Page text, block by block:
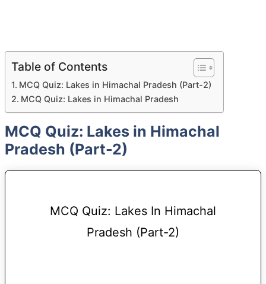
Table of Contents
MCQ Quiz: Lakes in Himachal Pradesh (Part-2)
MCQ Quiz: Lakes in Himachal Pradesh
MCQ Quiz: Lakes in Himachal
Pradesh (Part-2)
MCQ Quiz: Lakes In Himachal
Pradesh (Part-2)